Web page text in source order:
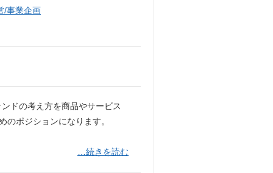
/事業企画
ドの考え方を商品やサービス
のポジションになります。
…続きを読む